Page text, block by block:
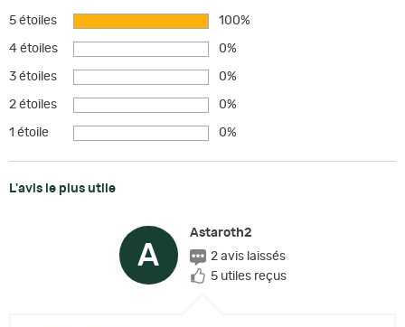
5 étoiles 100%
4 étoiles 0%
3 étoiles 0%
2 étoiles 0%
1 étoile 0%
L'avis le plus utile
A
Astaroth2
2 avis laissés
5 utiles reçus